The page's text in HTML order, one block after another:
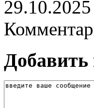
29.10.2025